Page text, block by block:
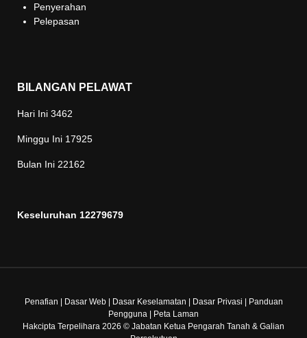
Penyerahan
Pelepasan
BILANGAN PELAWAT
Hari Ini 3462
Minggu Ini 17925
Bulan Ini 22162
Keseluruhan 12279679
Penafian | Dasar Web| Dasar Keselamatan | Dasar Privasi | Panduan
Pengguna | Peta Laman
Hakcipta Terpelihara 2026 © Jabatan Ketua Pengarah Tanah & Galian